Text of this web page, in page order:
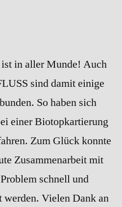
in aller Munde! Auch
sind damit einige
So haben sich
einer Biotopkartierung
Zum Glück konnte
Zusammenarbeit mit
schnell und
Vielen Dank an